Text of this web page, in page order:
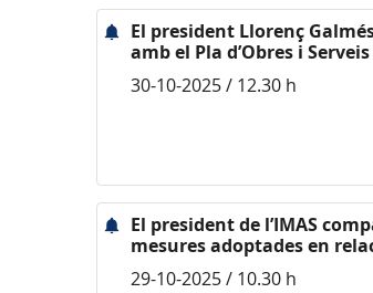
El president Llorenç
amb el Pla d’Obres i
30-10-2025 / 12.30 h
El president de l’IMAS
mesures adoptades en
29-10-2025 / 10.30 h